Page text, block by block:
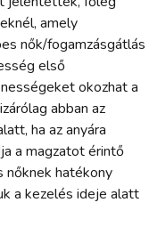
amely
nők/fogamzásgátlás
első
okozhat a
abban az
ha az anyára
a magzatot érintő
nőknek hatékony
a kezelés ideje alatt